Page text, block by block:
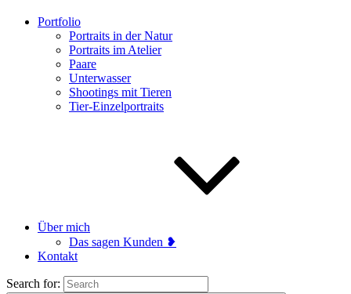
Portfolio
Portraits in der Natur
Portraits im Atelier
Paare
Unterwasser
Shootings mit Tieren
Tier-Einzelportraits
Über mich
Das sagen Kunden ❥
Kontakt
Search for: